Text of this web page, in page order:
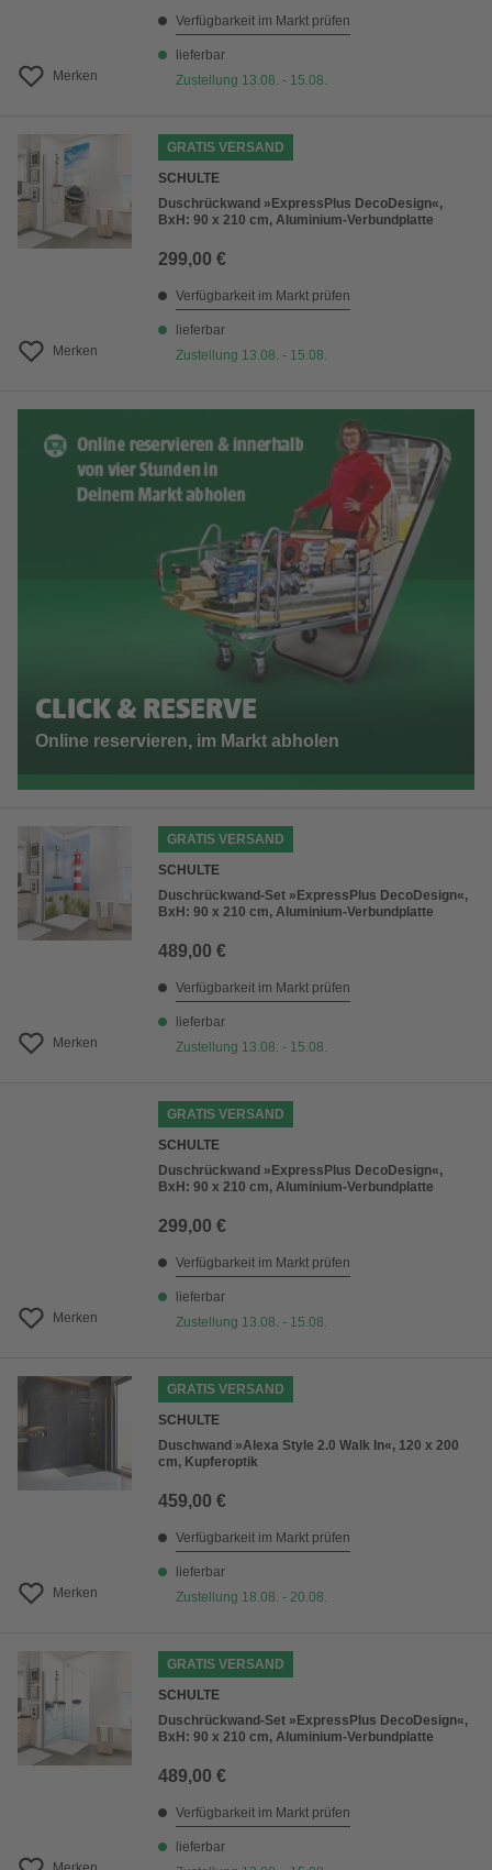
Merken
Verfügbarkeit im Markt prüfen
lieferbar
Zustellung 13.08. - 15.08.
Merken
GRATIS VERSAND
SCHULTE
Duschrückwand »ExpressPlus DecoDesign«,
BxH: 90 x 210 cm, Aluminium-Verbundplatte
299,00 €
Verfügbarkeit im Markt prüfen
lieferbar
Zustellung 13.08. - 15.08.
CLICK & RESERVE
Online reservieren, im Markt abholen
Merken
GRATIS VERSAND
SCHULTE
Duschrückwand-Set »ExpressPlus DecoDesign«,
BxH: 90 x 210 cm, Aluminium-Verbundplatte
489,00 €
Verfügbarkeit im Markt prüfen
lieferbar
Zustellung 13.08. - 15.08.
Merken
GRATIS VERSAND
SCHULTE
Duschrückwand »ExpressPlus DecoDesign«,
BxH: 90 x 210 cm, Aluminium-Verbundplatte
299,00 €
Verfügbarkeit im Markt prüfen
lieferbar
Zustellung 13.08. - 15.08.
Merken
GRATIS VERSAND
SCHULTE
Duschwand »Alexa Style 2.0 Walk In«, 120 x 200
cm, Kupferoptik
459,00 €
Verfügbarkeit im Markt prüfen
lieferbar
Zustellung 18.08. - 20.08.
GRATIS VERSAND
SCHULTE
Duschrückwand-Set »ExpressPlus DecoDesign«,
BxH: 90 x 210 cm, Aluminium-Verbundplatte
489,00 €
Verfügbarkeit im Markt prüfen
lieferbar